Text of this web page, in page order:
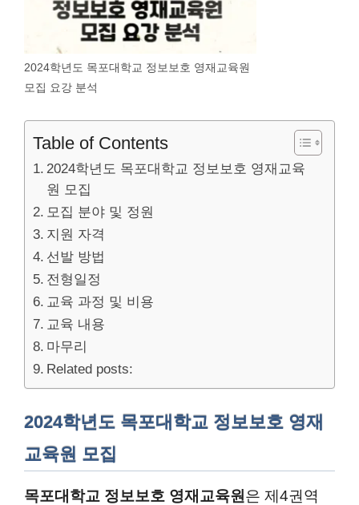
2024학년도 목포대학교 정보보호 영재교육원
모집 요강 분석
Table of Contents
2024학년도 목포대학교 정보보호 영재교육
원 모집
모집 분야 및 정원
지원 자격
선발 방법
전형일정
교육 과정 및 비용
교육 내용
마무리
Related posts:
2024학년도 목포대학교 정보보호 영재
교육원 모집
목포대학교 정보보호 영재교육원 은 제4권역